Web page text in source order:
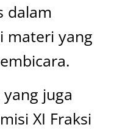
dalam
materi yang
juga
XI Fraksi